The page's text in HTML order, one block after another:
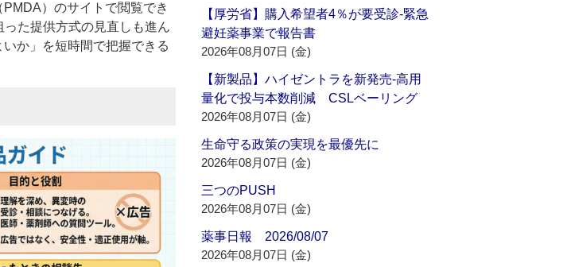
）のサイトで閲覧でき
た提供方式の見直しも進ん
か」を短時間で把握できる
【厚労省】購入希望者4％が要受診‐緊急
避妊薬事業で報告書
2026年08月07日 (金)
【新製品】ハイゼントラを新発売‐高用
量化で投与本数削減 CSLベーリング
2026年08月07日 (金)
生命守る政策の実現を最優先に
2026年08月07日 (金)
三つのPUSH
2026年08月07日 (金)
薬事日報 2026/08/07
2026年08月07日 (金)